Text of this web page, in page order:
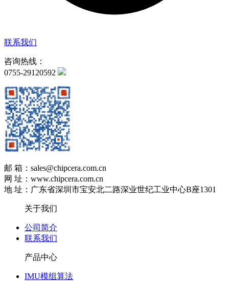
联系我们
咨询热线：
0755-29120592
邮 箱：sales@chipcera.com.cn
网 址：www.chipcera.com.cn
地 址：广东省深圳市宝安北二路深业世纪工业中心B座1301
关于我们
公司简介
联系我们
产品中心
IMU模组算法